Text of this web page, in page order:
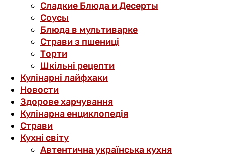
Сладкие Блюда и Десерты
Соусы
Блюда в мультиварке
Страви з пшениці
Торти
Шкільні рецепти
Кулінарні лайфхаки
Новости
Здорове харчування
Кулінарна енциклопедія
Страви
Кухні світу
Автентична українська кухня